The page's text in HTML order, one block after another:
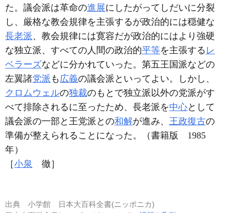
た。議会派は革命の進展にしたがってしだいに分裂
し、厳格な教会規律を主張するが政治的には穏健な
長老派、教会規律には寛容だが政治的にはより強硬
な独立派、すべての人間の政治的平等を主張する レ
ベラーズなどに分かれていった。第五王国派などの
左翼諸党派 も 広義の議会派といってよい。しかし、
クロムウェルの独裁のもとで独立派以外の党派がす
べて排除されるに至ったため、長老派を中心として
議会派の一部と王党派との和解が進み、 王政復古の
準備が整えられることになった。（書籍版 1985
年）
［小泉 徹］
出典 小学館 日本大百科全書(ニッポニカ)